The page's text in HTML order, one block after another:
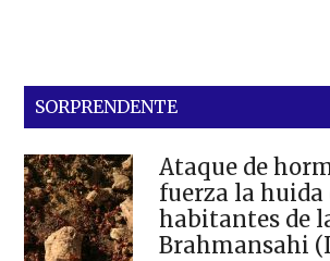
SORPRENDENTE
Ataque de
fuerza la huida
habitantes de
Brahmansahi